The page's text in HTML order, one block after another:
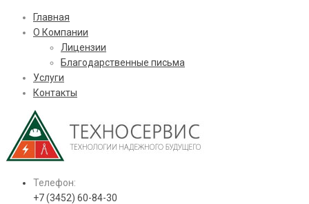
Главная
О Компании
Лицензии
Благодарственные письма
Услуги
Контакты
Телефон:
+7 (3452) 60-84-30